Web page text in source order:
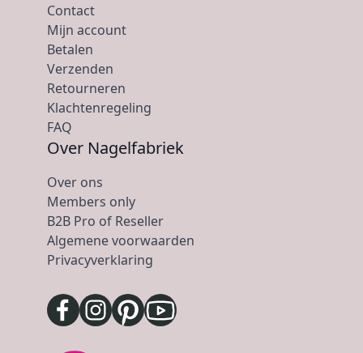
Contact
Mijn account
Betalen
Verzenden
Retourneren
Klachtenregeling
FAQ
Over Nagelfabriek
Over ons
Members only
B2B Pro of Reseller
Algemene voorwaarden
Privacyverklaring